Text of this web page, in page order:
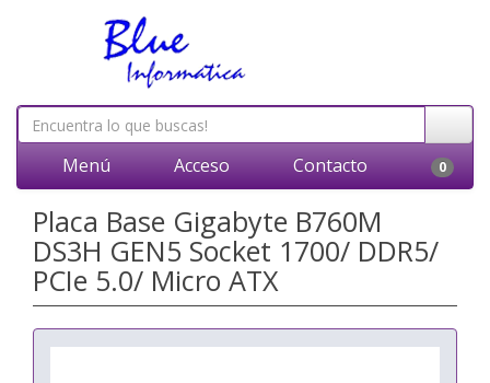
Menú Acceso Contacto 0
Placa Base Gigabyte B760M
DS3H GEN5 Socket 1700/ DDR5/
PCIe 5.0/ Micro ATX